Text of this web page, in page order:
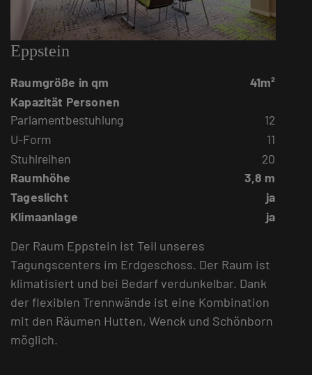
Eppstein
Raumgröße in qm
41m²
Kapazität Personen
Parlamentbestuhlung
12
U-Form
11
Stuhlreihen
20
Raumhöhe
3,8 m
Tageslicht
ja
Klimaanlage
ja
Der Raum Eppstein ist Teil unseres
Tagungscenters im Erdgeschoss. Der Raum ist
klimatisiert und bei Bedarf verdunkelbar. Dank
der flexiblen Trennwände ist eine Kombination
mit den Räumen Hutten, Wenck und Schönborn
möglich.